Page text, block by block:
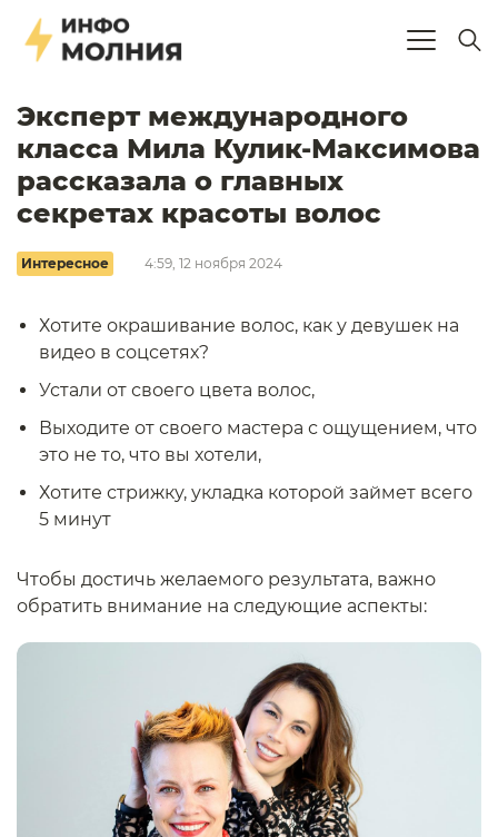
Эксперт международного
класса Мила Кулик-Максимова
рассказала о главных
секретах красоты волос
Интересное 4:59, 12 ноября 2024
Хотите окрашивание волос, как у девушек на
видео в соцсетях?
Устали от своего цвета волос,
Выходите от своего мастера с ощущением, что
это не то, что вы хотели,
Хотите стрижку, укладка которой займет всего
5 минут
Чтобы достичь желаемого результата, важно
обратить внимание на следующие аспекты: